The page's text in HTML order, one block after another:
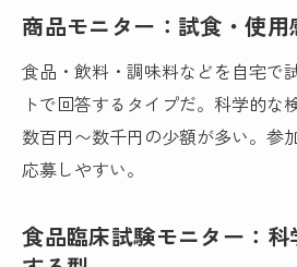
商品モニター：試食・使
食品・飲料・調味料などを自宅で
トで回答するタイプだ。科学的な
数百円〜数千円の少額が多い。参
応募しやすい。
食品臨床試験モニター：